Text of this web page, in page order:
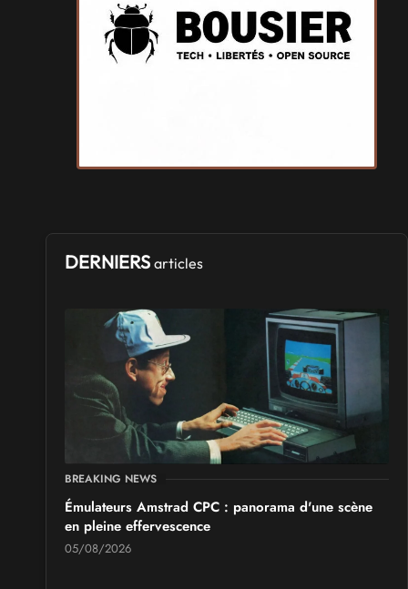
Samedi 3etDimanche 4 octobre 2026- à Nègrepelisse
SALONS & CONVENTIONS GEEKS
SALONS & CONVENTIONS GEEKS
Lanthenay
Boc'N'Geek
Samedi 26etDimanche 27 septembre 2026- à Bressuire
SALONS & CONVENTIONS GEEKS
Saint Sul'Play
Samedi 19et Dimanche 20 septembre 2026- à Saint-
SALONS & CONVENTIONS GEEKS
Chibi Manga
Samedi 17 etDimanche 18 octobre 2026
Comtal
DERNIERS articles
BREAKING NEWS
Émulateurs Amstrad CPC : panorama d'une scène
en pleine effervescence
05/08/2026